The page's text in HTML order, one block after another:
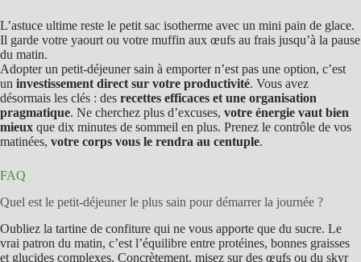
L’astuce ultime reste le petit sac isotherme avec un mini pain de glace.
Il garde votre yaourt ou votre muffin aux œufs au frais jusqu’à la pause
du matin.
Adopter un petit-déjeuner sain à emporter n’est pas une option, c’est
un investissement direct sur votre productivité. Vous avez
désormais les clés : des recettes efficaces et une organisation
pragmatique. Ne cherchez plus d’excuses, votre énergie vaut bien
mieux que dix minutes de sommeil en plus. Prenez le contrôle de vos
matinées, votre corps vous le rendra au centuple.
FAQ
Quel est le petit-déjeuner le plus sain pour démarrer la journée ?
Oubliez la tartine de confiture qui ne vous apporte que du sucre. Le
vrai patron du matin, c’est l’équilibre entre protéines, bonnes graisses
et glucides complexes. Concrètement, misez sur des œufs ou du skyr